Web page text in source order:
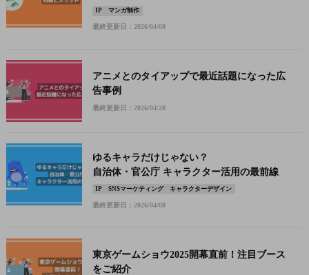
IP マンガ制作
最終更新日：2026/04/08
アニメとのタイアップで最近話題になった広
告事例
最終更新日：2026/04/28
ゆるキャラだけじゃない？
自治体・官公庁 キャラクター活用の最前線
IP SNSマーケティング キャラクターデザイン
最終更新日：2026/04/08
東京ゲームショウ2025開幕直前！注目ブース
をご紹介